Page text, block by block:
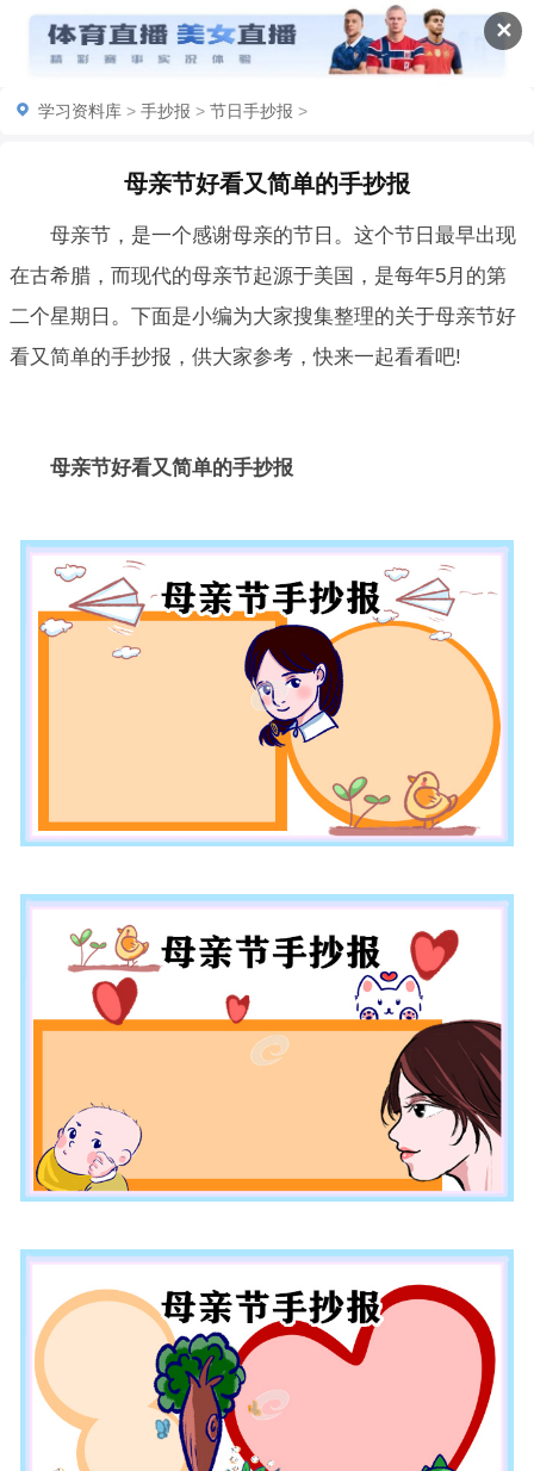
✕
学习资料库 > 手抄报 > 节日手抄报 >
母亲节好看又简单的手抄报
母亲节，是一个感谢母亲的节日。这个节日最早出现
在古希腊，而现代的母亲节起源于美国，是每年5月的第
二个星期日。下面是小编为大家搜集整理的关于母亲节好
看又简单的手抄报，供大家参考，快来一起看看吧!
母亲节好看又简单的手抄报